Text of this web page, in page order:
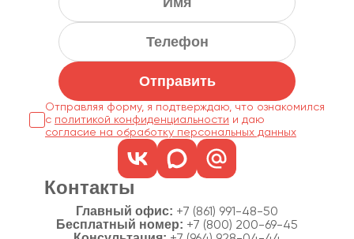
Отправить
Отправляя форму, я подтверждаю, что ознакомился
с политикой конфиденциальности
согласие на обработку персональных данных
Контакты
Главный офис: +7 (861) 991-48-50
Бесплатный номер: +7 (800) 200-69-45